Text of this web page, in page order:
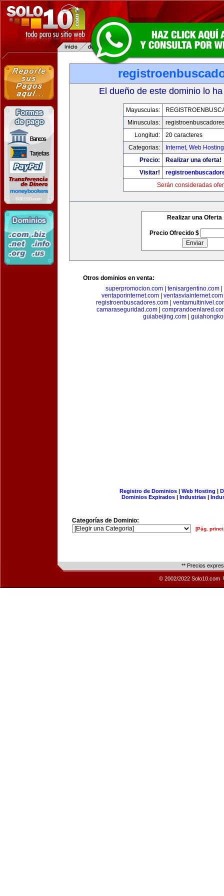
El dueño de este dominio lo
Mayusculas:
Minusculas:
Longitud:
20 caracteres
Categorias:
Internet, Web
Precio:
Realizar una oferta!
Visitar!
Serán consideradas
Realizar una Oferta
Precio Ofrecido $
Otros dominios en venta:
superpromocion.com
tenisargentino.com
ventaporinternet.com
ventasviainternet.com
registroenbuscadores.com
camaraseguridad.com
guiabeijing.com|
Registro de Dominios| Web Hosting |
Dominios Expirados | Industrias |
Categorías de Dominio:
[Pág.
** Precios
© 2002/2022 Solo10.com